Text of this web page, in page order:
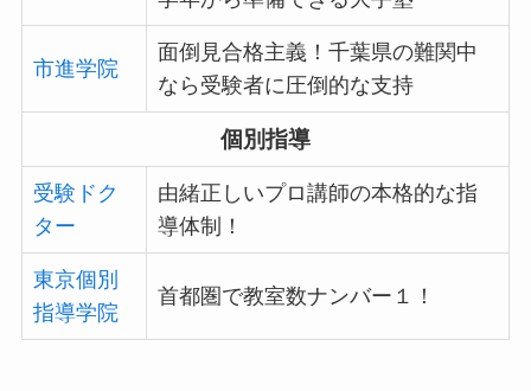
市進学院
面倒見合格主義！千葉県の難関中
なら受験者に圧倒的な支持
個別指導
受験ドク
ター
由緒正しいプロ講師の本格的な指
導体制！
東京個別
指導学院
首都圏で教室数ナンバー１！